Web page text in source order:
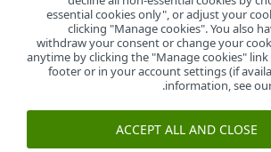
المكتب
essential cookies only", or adjust your
clicking "Manage cookies". You also
withdraw your consent or change your
anytime by clicking the "Manage cookies"
footer or in your account settings (if
information, see
.
ACCEPT ALL AND CLOSE